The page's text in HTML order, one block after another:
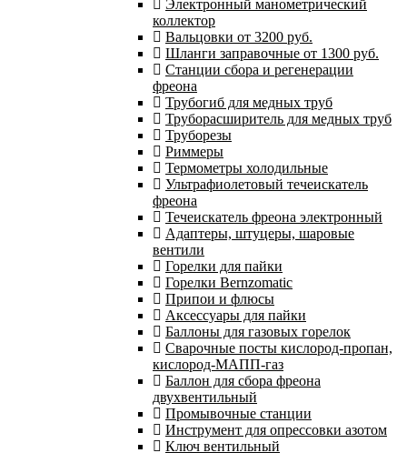
Электронный манометрический
коллектор
Вальцовки от 3200 руб.
Шланги заправочные от 1300 руб.
Станции сбора и регенерации
фреона
Трубогиб для медных труб
Труборасширитель для медных труб
Труборезы
Риммеры
Термометры холодильные
Ультрафиолетовый течеискатель
фреона
Течеискатель фреона электронный
Адаптеры, штуцеры, шаровые
вентили
Горелки для пайки
Горелки Bernzomatic
Припои и флюсы
Аксессуары для пайки
Баллоны для газовых горелок
Сварочные посты кислород-пропан,
кислород-МАПП-газ
Баллон для сбора фреона
двухвентильный
Промывочные станции
Инструмент для опрессовки азотом
Ключ вентильный